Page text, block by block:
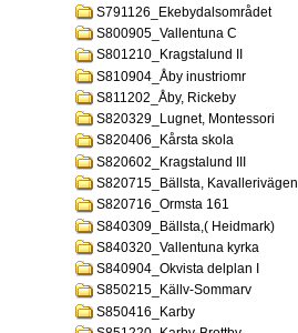
S791126_Ekebydalsområdet
S800905_Vallentuna C
S801210_Kragstalund II
S810904_Åby inustriomr
S811202_Åby, Rickeby
S820329_Lugnet, Montessori
S820406_Kårsta skola
S820602_Kragstalund III
S820715_Bällsta, Kavallerivägen
S820716_Ormsta 161
S840309_Bällsta,( Heidmark)
S840320_Vallentuna kyrka
S840904_Okvista delplan I
S850215_Källv-Sommarv
S850416_Karby